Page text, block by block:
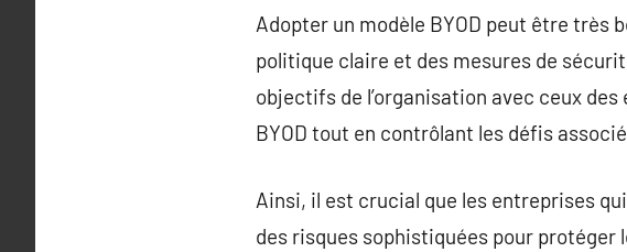
Adopter un modèle BYOD peut être très
politique claire et des mesures de
objectifs de l’organisation avec ceux
BYOD tout en contrôlant les défis
Ainsi, il est crucial que les entreprises
des risques sophistiquées pour protéger